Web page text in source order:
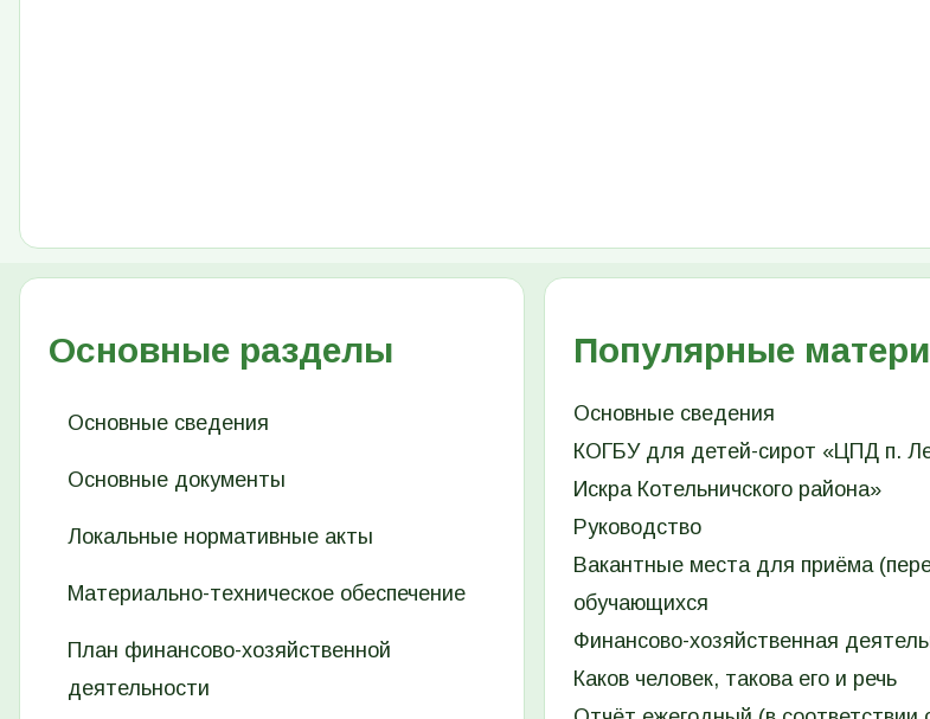
Основные разделы
Основные сведения
Основные документы
Локальные нормативные акты
Материально-техническое обеспечение
План финансово-хозяйственной
деятельности
Популярные
Основные сведения
КОГБУ для детей-сирот «ЦПД п.
Искра Котельничского района»
Руководство
Вакантные места для приёма
обучающихся
Финансово-хозяйственная
Каков человек, такова его и речь